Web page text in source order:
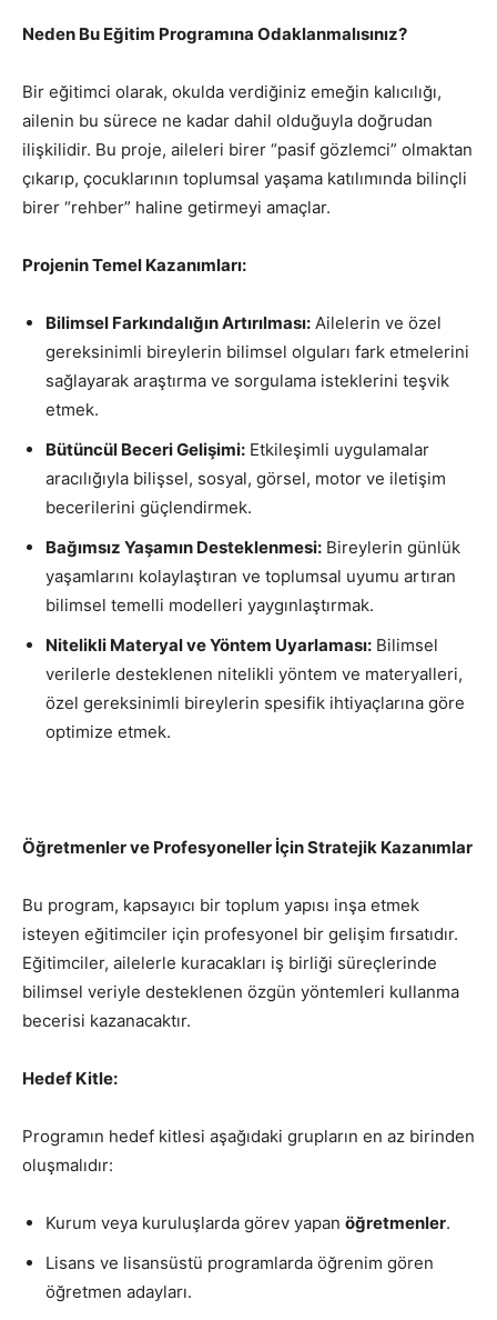
Neden Bu Eğitim Programına Odaklanmalısınız?
Bir eğitimci olarak, okulda verdiğiniz emeğin kalıcılığı,
ailenin bu sürece ne kadar dahil olduğuyla doğrudan
ilişkilidir. Bu proje, aileleri birer “pasif gözlemci” olmaktan
çıkarıp, çocuklarının toplumsal yaşama katılımında bilinçli
birer “rehber” haline getirmeyi amaçlar.
Projenin Temel Kazanımları:
Bilimsel Farkındalığın Artırılması: Ailelerin ve özel
gereksinimli bireylerin bilimsel olguları fark etmelerini
sağlayarak araştırma ve sorgulama isteklerini teşvik
etmek.
Bütüncül Beceri Gelişimi: Etkileşimli uygulamalar
aracılığıyla bilişsel, sosyal, görsel, motor ve iletişim
becerilerini güçlendirmek.
Bağımsız Yaşamın Desteklenmesi: Bireylerin günlük
yaşamlarını kolaylaştıran ve toplumsal uyumu artıran
bilimsel temelli modelleri yaygınlaştırmak.
Nitelikli Materyal ve Yöntem Uyarlaması: Bilimsel
verilerle desteklenen nitelikli yöntem ve materyalleri,
özel gereksinimli bireylerin spesifik ihtiyaçlarına göre
optimize etmek.
Öğretmenler ve Profesyoneller İçin Stratejik Kazanımlar
Bu program, kapsayıcı bir toplum yapısı inşa etmek
isteyen eğitimciler için profesyonel bir gelişim fırsatıdır.
Eğitimciler, ailelerle kuracakları iş birliği süreçlerinde
bilimsel veriyle desteklenen özgün yöntemleri kullanma
becerisi kazanacaktır.
Hedef Kitle:
Programın hedef kitlesi aşağıdaki grupların en az birinden
oluşmalıdır:
Kurum veya kuruluşlarda görev yapan öğretmenler.
Lisans ve lisansüstü programlarda öğrenim gören
öğretmen adayları.